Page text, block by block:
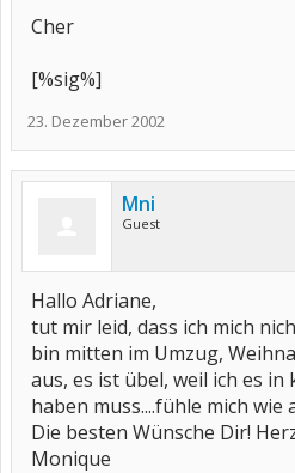
Cher
[%sig%]
23. Dezember 2002
Mni
Guest
Hallo Adriane,
tut mir leid, dass ich mich
bin mitten im Umzug,
aus, es ist übel, weil ich es
haben muss....fühle mich wie
Die besten Wünsche Dir!
Monique